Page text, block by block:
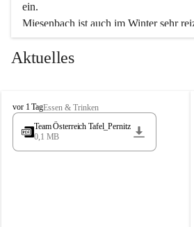
ein.
Miesenbach ist auch im Winter sehr
Eisstockschießen gibt es auf dem
wunderschöne Naturschneepisten, die
vielfältige Angebot unserer
Überzeugen Sie sich selbst, dass Sie
in den Beherbergungsbetrieben,
Wir kennen Miesenbach als lebens-
Tradition und Innovation werden
Aktuelles
M
i
s
vor 1 TagEssen & Trinken
Team Österreich Tafel_Pernitz
0,1 MB